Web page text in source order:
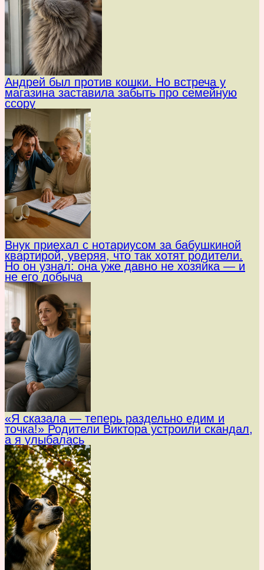
Андрей был против кошки. Но встреча у
магазина заставила забыть про семейную
ссору
Внук приехал с нотариусом за бабушкиной
квартирой, уверяя, что так хотят родители.
Но он узнал: она уже давно не хозяйка — и
не его добыча
«Я сказала — теперь раздельно едим и
точка!» Родители Виктора устроили скандал,
а я улыбалась